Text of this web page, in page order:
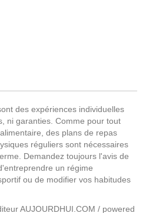
des expériences individuelles
ni garanties. Comme pour tout
des plans de repas
réguliers sont nécessaires
Demandez toujours l'avis de
un régime
ou de modifier vos habitudes
AUJOURDHUI.COM / powered